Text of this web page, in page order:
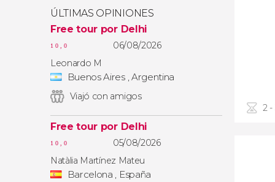
ÚLTIMAS OPINIONES
Free tour por Delhi
10,0
06/08/2026
Leonardo M
Buenos Aires , Argentina
Viajó con amigos
Free tour por Delhi
10,0
05/08/2026
Natàlia Martínez Mateu
Barcelona , España
2 -